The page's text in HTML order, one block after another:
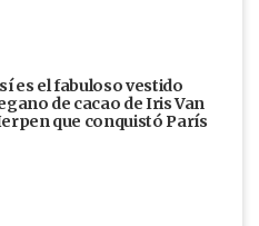
es el fabuloso vestido
de cacao de Iris Van
que conquistó París